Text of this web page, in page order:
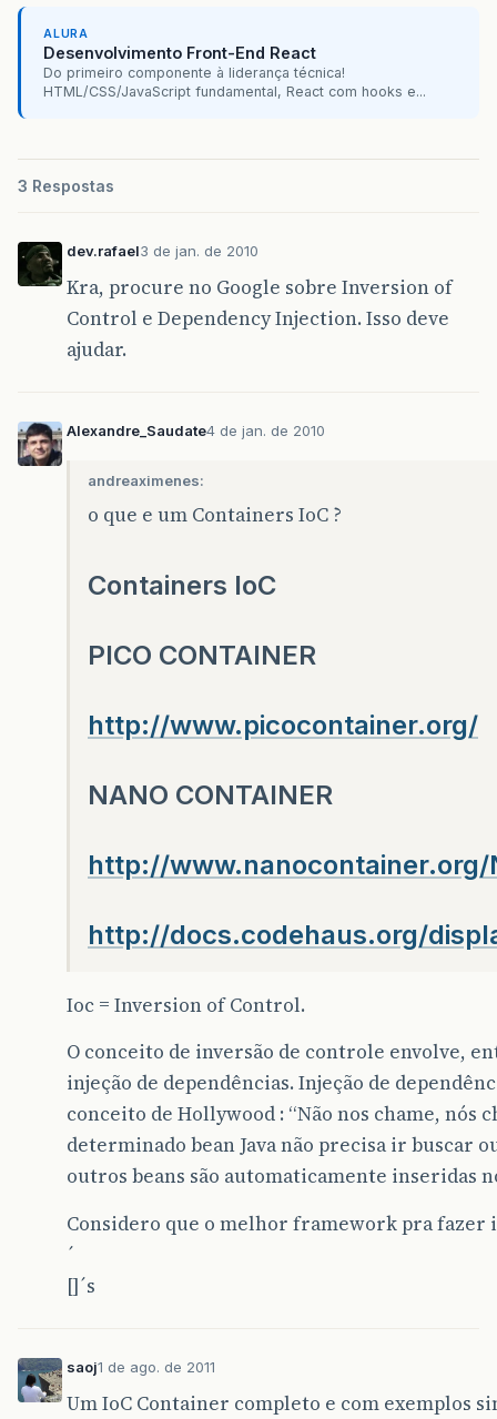
ALURA
Desenvolvimento Front-End React
Do primeiro componente à liderança técnica!
HTML/CSS/JavaScript fundamental, React com hooks e...
3 Respostas
dev.rafael3 de jan. de 2010
Kra, procure no Google sobre Inversion of
Control e Dependency Injection. Isso deve
ajudar.
Alexandre_Saudate4 de jan. de 2010
andreaximenes:
o que e um Containers IoC ?
Containers IoC
PICO CONTAINER
http://www.picocontainer.org/
NANO CONTAINER
http://
http://docs.codehaus.org/
Ioc = Inversion of Control.
O conceito de inversão de controle envolve,
injeção de dependências. Injeção de
conceito de Hollywood : “Não nos chame, nós
determinado bean Java não precisa ir buscar
outros beans são automaticamente inseridas
Considero que o melhor framework pra fazer
´
[]´s
saoj1 de ago. de 2011
Um IoC Container completo e com exemplos